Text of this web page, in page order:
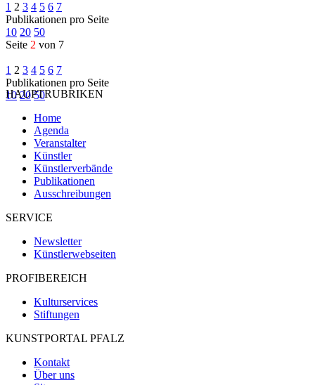
1 2 3 4 5 6 7
Publikationen pro Seite
10 20 50
Seite 2 von 7
1 2 3 4 5 6 7
Publikationen pro Seite
10 20 50
HAUPTRUBRIKEN
Home
Agenda
Veranstalter
Künstler
Künstlerverbände
Publikationen
Ausschreibungen
SERVICE
Newsletter
Künstlerwebseiten
PROFIBEREICH
Kulturservices
Stiftungen
KUNSTPORTAL PFALZ
Kontakt
Über uns